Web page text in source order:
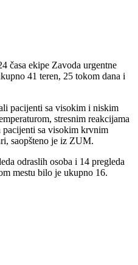
časa ekipe Zavoda urgentne
41 teren, 25 tokom dana i
pacijenti sa visokim i niskim
stresnim reakcijama
pacijenti sa visokim krvnim
saopšteno je iz ZUM.
odraslih osoba i 14 pregleda
mestu bilo je ukupno 16.